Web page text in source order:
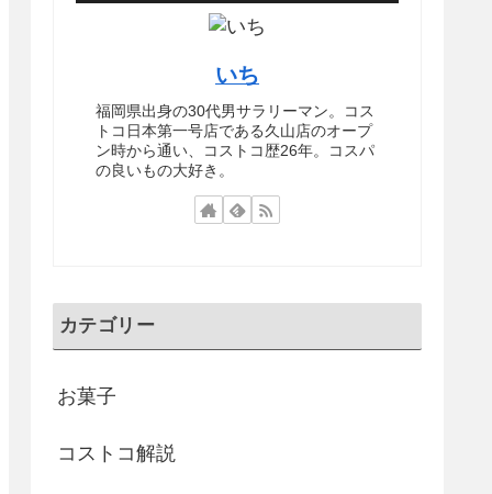
いち
福岡県出身の30代男サラリーマン。コス
トコ日本第一号店である久山店のオープ
ン時から通い、コストコ歴26年。コスパ
の良いもの大好き。
カテゴリー
お菓子
コストコ解説